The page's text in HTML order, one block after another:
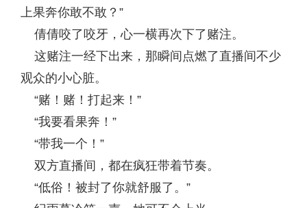
上果奔你敢不敢？”
倩倩咬了咬牙，心一横再次下了赌注。
这赌注一经下出来，那瞬间点燃了直播间不少
观众的小心脏。
“赌！赌！打起来！”
“我要看果奔！”
“带我一个！”
双方直播间，都在疯狂带着节奏。
“低俗！被封了你就舒服了。”